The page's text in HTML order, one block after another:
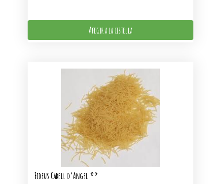
Afegir a la cistella
Fideus Cabell d’Angel **